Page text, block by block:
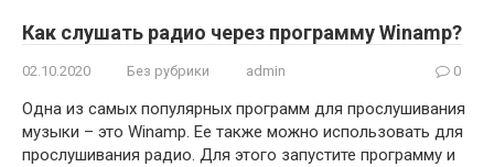
Как слушать радио через программу Winamp?
02.10.2020 Без рубрики admin 0
Одна из самых популярных программ для прослушивания
музыки – это Winamp. Ее также можно использовать для
прослушивания радио. Для этого запустите программу и